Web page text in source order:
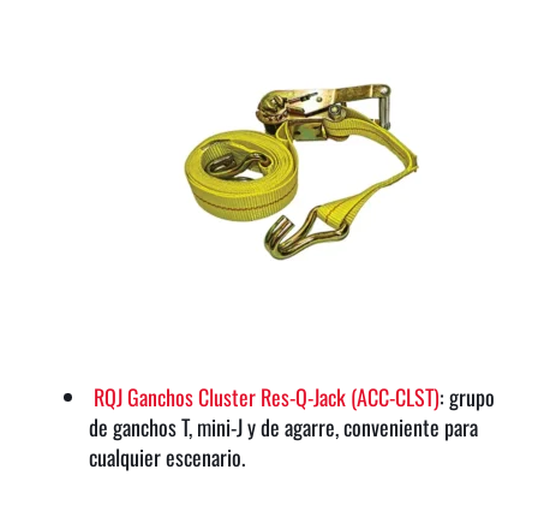
RQJ Ganchos Cluster Res-Q-Jack (ACC-CLST): grupo
de ganchos T, mini-J y de agarre, conveniente para
cualquier escenario.